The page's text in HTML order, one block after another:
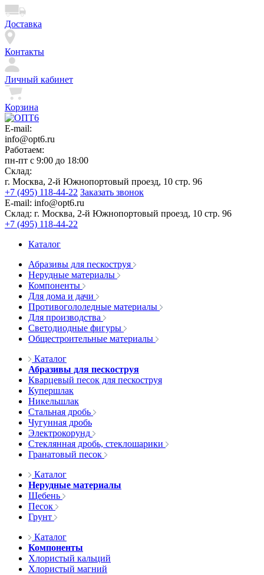
Доставка
Контакты
Личный кабинет
Корзина
E-mail:
info@opt6.ru
Работаем:
пн-пт с 9:00 до 18:00
Склад:
г. Москва, 2-й Южнопортовый проезд, 10 стр. 96
+7 (495) 118-44-22 Заказать звонок
E-mail: info@opt6.ru
Склад: г. Москва, 2-й Южнопортовый проезд, 10 стр. 96
+7 (495) 118-44-22
Каталог
Абразивы для пескоструя
Нерудные материалы
Компоненты
Для дома и дачи
Противогололедные материалы
Для производства
Светодиодные фигуры
Общестроительные материалы
Каталог
Абразивы для пескоструя
Кварцевый песок для пескоструя
Купершлак
Никельшлак
Стальная дробь
Чугунная дробь
Электрокорунд
Стеклянная дробь, стеклошарики
Гранатовый песок
Каталог
Нерудные материалы
Щебень
Песок
Грунт
Каталог
Компоненты
Хлористый кальций
Хлористый магний